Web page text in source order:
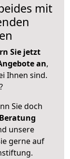
mit
Sie jetzt
an,
Ihnen sind.
Sie doch
unsere
gerne auf